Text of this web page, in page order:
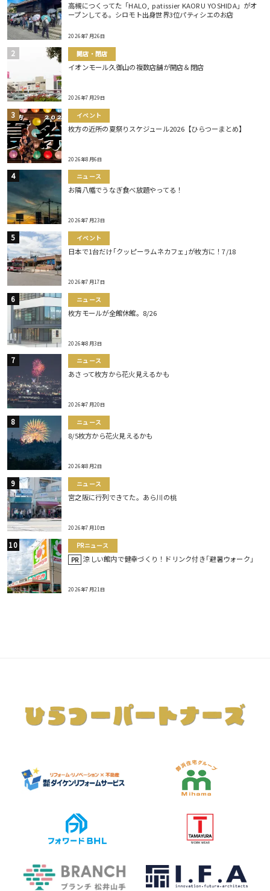
高槻につくってた「HALO, patissier KAORU YOSHIDA」がオ
ープンしてる。シロモト出身世界3位パティシエのお店
2026年7月26日
開店・閉店
イオンモール久御山の複数店舗が開店＆閉店
2026年7月29日
イベント
枚方の近所の夏祭りスケジュール2026【ひらつーまとめ】
2026年8月6日
ニュース
お隣八幡でうなぎ食べ放題やってる！
2026年7月23日
イベント
日本で1台だけ｢クッピーラムネカフェ｣が枚方に！7/18
2026年7月17日
ニュース
枚方モールが全館休館。8/26
2026年8月3日
ニュース
あさって枚方から花火見えるかも
2026年7月20日
ニュース
8/5枚方から花火見えるかも
2026年8月2日
ニュース
宮之阪に行列できてた。あら川の桃
2026年7月10日
PRニュース
PR 涼しい館内で健幸づくり！ドリンク付き｢避暑ウォーク｣
2026年7月21日